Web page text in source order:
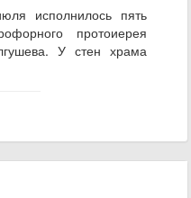
исполнилось пять
протоиерея
У стен храма